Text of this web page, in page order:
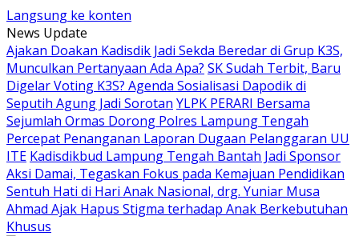
Langsung ke konten
News Update
Ajakan Doakan Kadisdik Jadi Sekda Beredar di Grup K3S,
Munculkan Pertanyaan Ada Apa? SK Sudah Terbit, Baru
Digelar Voting K3S? Agenda Sosialisasi Dapodik di
Seputih Agung Jadi Sorotan YLPK PERARI Bersama
Sejumlah Ormas Dorong Polres Lampung Tengah
Percepat Penanganan Laporan Dugaan Pelanggaran UU
ITE Kadisdikbud Lampung Tengah Bantah Jadi Sponsor
Aksi Damai, Tegaskan Fokus pada Kemajuan Pendidikan
Sentuh Hati di Hari Anak Nasional, drg. Yuniar Musa
Ahmad Ajak Hapus Stigma terhadap Anak Berkebutuhan
Khusus